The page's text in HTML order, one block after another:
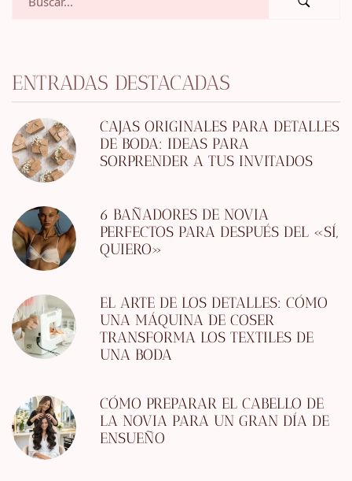
ENTRADAS DESTACADAS
CAJAS ORIGINALES PARA DETALLES
DE BODA: IDEAS PARA
SORPRENDER A TUS INVITADOS
6 BAÑADORES DE NOVIA
PERFECTOS PARA DESPUÉS DEL «SÍ,
QUIERO»
EL ARTE DE LOS DETALLES: CÓMO
UNA MÁQUINA DE COSER
TRANSFORMA LOS TEXTILES DE
UNA BODA
CÓMO PREPARAR EL CABELLO DE
LA NOVIA PARA UN GRAN DÍA DE
ENSUEÑO